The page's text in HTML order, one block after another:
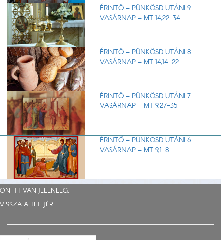
ÉRINTŐ – PÜNKÖSD UTÁNI 9.
VASÁRNAP – MT 14,22-34
ÉRINTŐ – PÜNKÖSD UTÁNI 8.
VASÁRNAP – MT 14,14-22
ÉRINTŐ – PÜNKÖSD UTÁNI 7.
VASÁRNAP – MT 9,27-35
ÉRINTŐ – PÜNKÖSD UTÁNI 6.
VASÁRNAP – MT 9,1-8
ÖN ITT VAN JELENLEG:
VISSZA A TETEJÉRE